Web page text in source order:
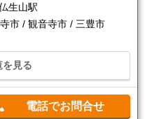
生山駅
市 / 観音寺市 / 三豊市
を見る
電話でお問合せ